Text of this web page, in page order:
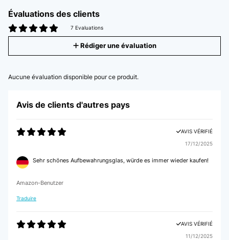
Évaluations des clients
7 Evaluations
Rédiger une évaluation
Aucune évaluation disponible pour ce produit.
Avis de clients d'autres pays
AVIS VÉRIFIÉ
17/12/2025
Sehr schönes Aufbewahrungsglas, würde es immer wieder kaufen!
Amazon-Benutzer
Traduire
AVIS VÉRIFIÉ
11/12/2025